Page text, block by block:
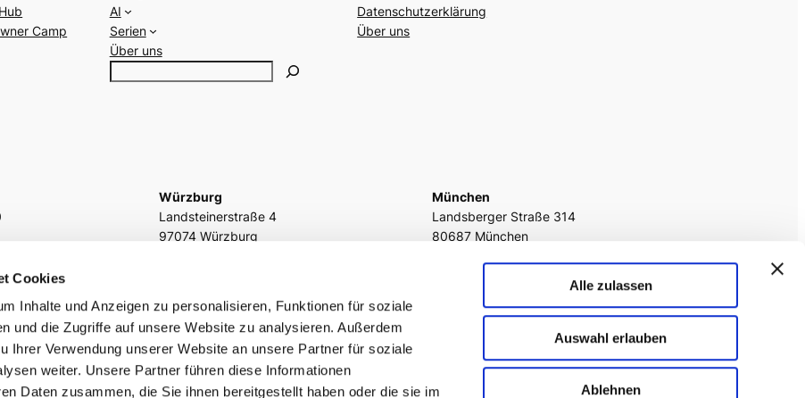
Cookies
Inhalte und Anzeigen zu personalisieren, Funktionen für soziale
und die Zugriffe auf unsere Website zu analysieren. Außerdem
Ihrer Verwendung unserer Website an unsere Partner für soziale
weiter. Unsere Partner führen diese Informationen
Daten zusammen, die Sie ihnen bereitgestellt haben oder die sie im
Alle zulassen
Auswahl erlauben
Ablehnen
Camp
AI
Serien
Über uns
Datenschutzerklärung
Über uns
Würzburg
Landsteinerstraße 4
97074 Würzburg
München
Landsberger Straße 314
80687 München
+49 89 242054 1177
GitHub Facebook